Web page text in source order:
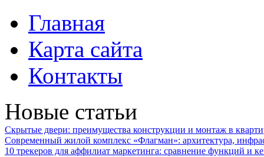
Главная
Карта сайта
Контакты
Новые статьи
Скрытые двери: преимущества конструкции и монтаж в
Современный жилой комплекс «Флагман»: архитектура,
10 трекеров для аффилиат маркетинга: сравнение функций и